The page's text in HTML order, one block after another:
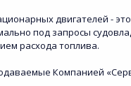
двигателей -
под запросы
расхода топлива.
Компанией